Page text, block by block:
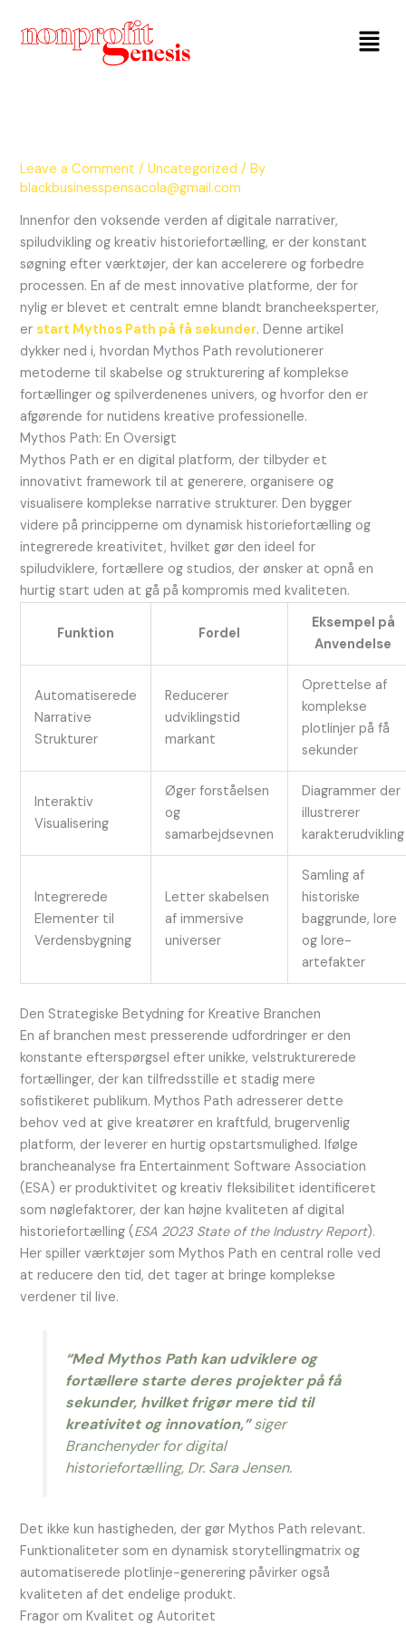
Menu
Leave a Comment /Uncategorized / By
blackbusinesspensacola@gmail.com
Innenfor den voksende verden af digitale narrativer,
spiludvikling og kreativ historiefortælling, er der konstant
søgning efter værktøjer, der kan accelerere og forbedre
processen. En af de mest innovative platforme, der for
nylig er blevet et centralt emne blandt brancheeksperter,
er start Mythos Path på få sekunder. Denne artikel
dykker ned i, hvordan Mythos Path revolutionerer
metoderne til skabelse og strukturering af komplekse
fortællinger og spilverdenenes univers, og hvorfor den er
afgørende for nutidens kreative professionelle.
Mythos Path: En Oversigt
Mythos Path er en digital platform, der tilbyder et
innovativt framework til at generere, organisere og
visualisere komplekse narrative strukturer. Den bygger
videre på principperne om dynamisk historiefortælling og
integrerede kreativitet, hvilket gør den ideel for
spiludviklere, fortællere og studios, der ønsker at opnå en
hurtig start uden at gå på kompromis med kvaliteten.
Funktion Fordel
Eksempel på
Anvendelse
Automatiserede
Narrative
Strukturer
Reducerer
udviklingstid
markant
Oprettelse af
komplekse
plotlinjer på få
sekunder
Interaktiv
Visualisering
Øger forståelsen
og
samarbejdsevnen
Diagrammer der
illustrerer
karakterudvikling
Integrerede
Elementer til
Verdensbygning
Letter skabelsen
af immersive
universer
Samling af
historiske
baggrunde, lore
og lore-
artefakter
Den Strategiske Betydning for Kreative Branchen
En af branchen mest presserende udfordringer er den
konstante efterspørgsel efter unikke, velstrukturerede
fortællinger, der kan tilfredsstille et stadig mere
sofistikeret publikum. Mythos Path adresserer dette
behov ved at give kreatører en kraftfuld, brugervenlig
platform, der leverer en hurtig opstartsmulighed. Ifølge
brancheanalyse fra Entertainment Software Association
(ESA) er produktivitet og kreativ fleksibilitet identificeret
som nøglefaktorer, der kan højne kvaliteten af digital
historiefortælling (ESA 2023 State of the Industry Report).
Her spiller værktøjer som Mythos Path en central rolle ved
at reducere den tid, det tager at bringe komplekse
verdener til live.
“Med Mythos Path kan udviklere og
fortællere starte deres projekter på få
sekunder, hvilket frigør mere tid til
kreativitet og innovation,”siger
Branchenyder for digital
historiefortælling, Dr. Sara Jensen.
Det ikke kun hastigheden, der gør Mythos Path relevant.
Funktionaliteter som en dynamisk storytellingmatrix og
automatiserede plotlinje-generering påvirker også
kvaliteten af det endelige produkt.
Fragor om Kvalitet og Autoritet